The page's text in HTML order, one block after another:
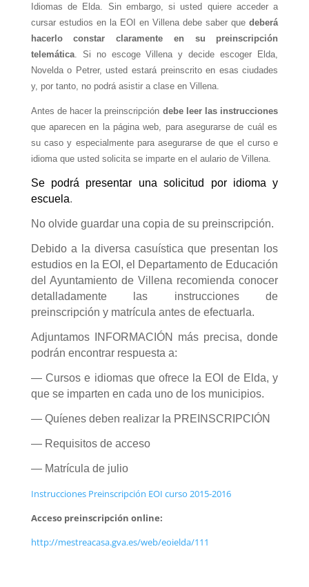
Idiomas de Elda. Sin embargo, si usted quiere acceder a
cursar estudios en la EOI en Villena debe saber quedeberá
hacerlo constar claramente en su preinscripción
telemática. Si no escoge Villena y decide escoger Elda,
Novelda o Petrer, usted estará preinscrito en esas ciudades
y, por tanto, no podrá asistir a clase en Villena.
Antes de hacer la preinscripción debe leer las instrucciones
que aparecen en la página web, para asegurarse de cuál es
su caso y especialmente para asegurarse de que el curso e
idioma que usted solicita se imparte en el aulario de Villena.
Se podrá presentar una solicitud por idioma y
escuela.
No olvide guardar una copia de su preinscripción.
Debido a la diversa casuística que presentan los
estudios en la EOI, el Departamento de Educación
del Ayuntamiento de Villena recomienda conocer
detalladamente las instrucciones de
preinscripción y matrícula antes de efectuarla.
Adjuntamos INFORMACIÓN más precisa, donde
podrán encontrar respuesta a:
— Cursos e idiomas que ofrece la EOI de Elda, y
que se imparten en cada uno de los municipios.
— Quíenes deben realizar la PREINSCRIPCIÓN
— Requisitos de acceso
— Matrícula de julio
Instrucciones Preinscripción EOI curso 2015-2016
Acceso preinscripción online:
http://mestreacasa.gva.es/web/eoielda/111